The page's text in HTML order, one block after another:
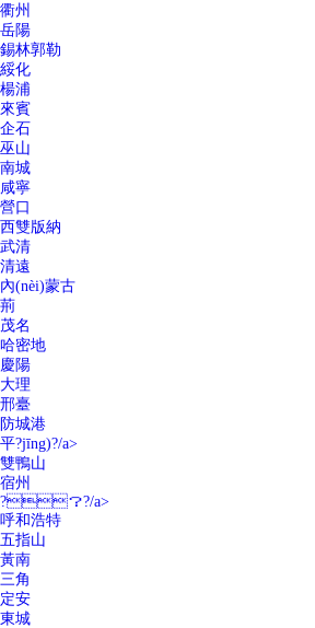
衢州
岳陽
錫林郭勒
綏化
楊浦
來賓
企石
巫山
南城
咸寧
營口
西雙版納
武清
清遠
內(nèi)蒙古
荊
茂名
哈密地
慶陽
大理
邢臺
防城港
平?jīng)?/a>
雙鴨山
宿州
?？?/a>
呼和浩特
五指山
黃南
三角
定安
東城